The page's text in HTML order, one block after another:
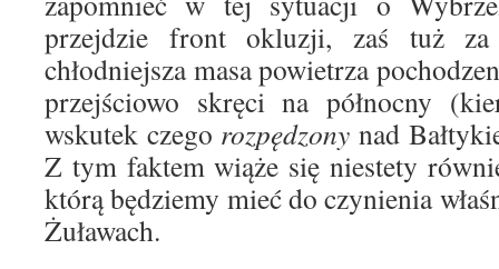
przejdzie front okluzji, zaś tuż za
chłodniejsza masa powietrza
przejściowo skręci na północny
wskutek czego rozpędzony nad
Z tym faktem wiąże się niestety
którą będziemy mieć do czynienia
Żuławach.